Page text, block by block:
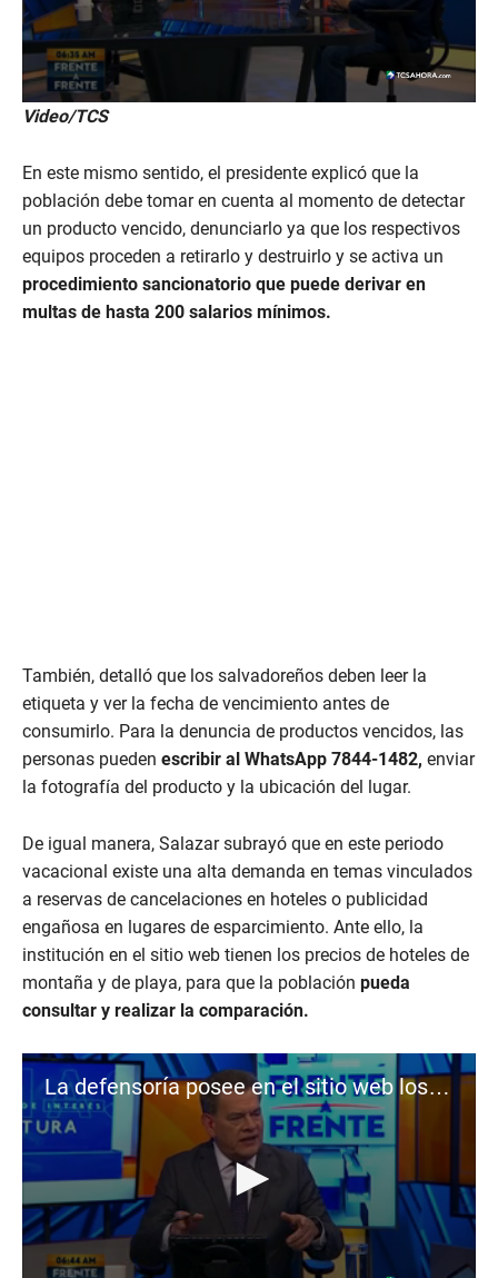
0
s
c
o
n
d
s
o
f
2
m
i
Video/TCS
En este mismo sentido, el presidente explicó que la
población debe tomar en cuenta al momento de detectar
un producto vencido, denunciarlo ya que los respectivos
equipos proceden a retirarlo y destruirlo y se activa un
procedimiento sancionatorio que puede derivar en
multas de hasta 200 salarios mínimos.
También, detalló que los salvadoreños deben leer la
etiqueta y ver la fecha de vencimiento antes de
consumirlo. Para la denuncia de productos vencidos, las
personas pueden escribir al WhatsApp 7844-1482, enviar
la fotografía del producto y la ubicación del lugar.
De igual manera, Salazar subrayó que en este periodo
vacacional existe una alta demanda en temas vinculados
a reservas de cancelaciones en hoteles o publicidad
engañosa en lugares de esparcimiento. Ante ello, la
institución en el sitio web tienen los precios de hoteles de
montaña y de playa, para que la población pueda
consultar y realizar la comparación.
La defensoría posee en el sitio web los precios de ciertos lugares de esparcimiento